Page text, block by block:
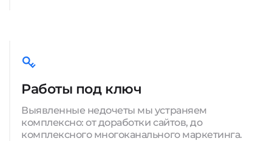
Работы под ключ
Выявленные недочеты мы устраняем
комплексно: от доработки сайтов, до
комплексного многоканального маркетинга.